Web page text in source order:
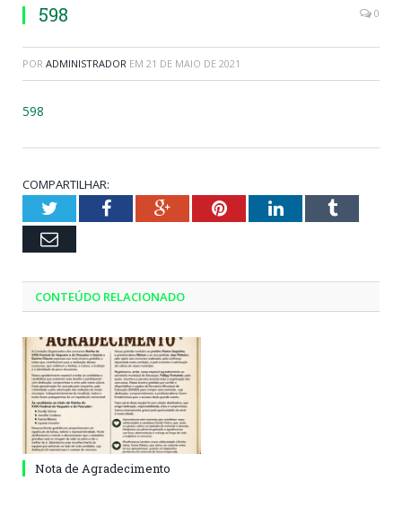
598 0
POR ADMINISTRADOR EM 21 DE MAIO DE 2021
598
COMPARTILHAR:
TwitterFacebookGoogle+PinterestLinkedInTumblr
Email
CONTEÚDO RELACIONADO
Nota de Agradecimento